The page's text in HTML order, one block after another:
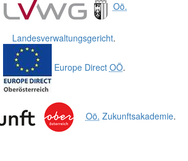
Oö.
Landesverwaltungsgericht.
Europe Direct OÖ.
Oö. Zukunftsakademie.